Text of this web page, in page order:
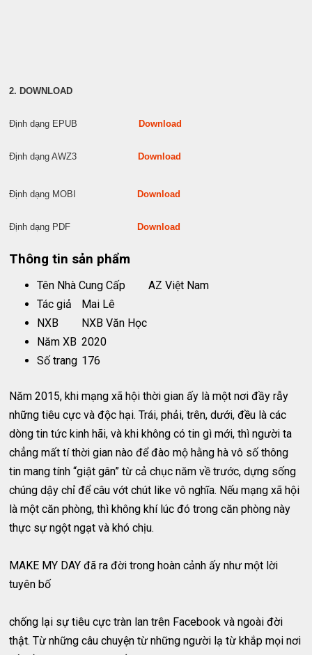
2. DOWNLOAD
Định dạng EPUB Download
Định dạng AWZ3 Download
Định dạng MOBI Download
Định dạng PDF Download
Thông tin sản phẩm
Tên Nhà Cung Cấp
AZ Việt Nam
Tác giả
Mai Lê
NXB
NXB Văn Học
Năm XB 2020
Số trang 176
Năm 2015, khi mạng xã hội thời gian ấy là một nơi đầy rẫy
những tiêu cực và độc hại. Trái, phải, trên, dưới, đều là các
dòng tin tức kinh hãi, và khi không có tin gì mới, thì người ta
chẳng mất tí thời gian nào để đào mộ hằng hà vô số thông
tin mang tính “giật gân” từ cả chục năm về trước, dựng sống
chúng dậy chỉ để câu vớt chút like vô nghĩa. Nếu mạng xã hội
là một căn phòng, thì không khí lúc đó trong căn phòng này
thực sự ngột ngạt và khó chịu.
MAKE MY DAY đã ra đời trong hoàn cảnh ấy như một lời
tuyên bố
chống lại sự tiêu cực tràn lan trên Facebook và ngoài đời
thật. Từ những câu chuyện từ những người lạ từ khắp mọi nơi